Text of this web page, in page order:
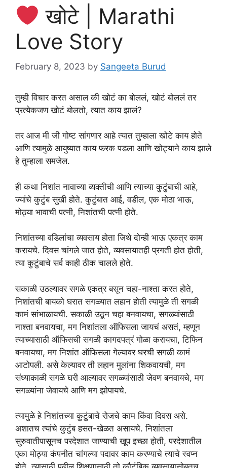
खोटे | Marathi
Love Story
February 8, 2023 by Sangeeta Burud
तुम्ही विचार करत असाल की खोटं का बोललं, खोटं बोललं तर
प्रत्येकजण खोटं बोलतो, त्यात काय झालं?
तर आज मी जी गोष्ट सांगणार आहे त्यात तुम्हाला खोटे काय होते
आणि त्यामुळे आयुष्यात काय फरक पडला आणि खोट्याने काय झाले
हे तुम्हाला समजेल.
ही कथा निशांत नावाच्या व्यक्तीची आणि त्याच्या कुटुंबाची आहे,
ज्यांचे कुटुंब सुखी होते. कुटुंबात आई, वडील, एक मोठा भाऊ,
मोठ्या भावाची पत्नी, निशांतची पत्नी होते.
निशांतच्या वडिलांचा व्यवसाय होता जिथे दोन्ही भाऊ एकत्र काम
करायचे. दिवस चांगले जात होते, व्यवसायातही प्रगती होत होती,
त्या कुटुंबाचे सर्व काही ठीक चालले होते.
सकाळी उठल्यावर सगळे एकत्र बसून चहा-नाश्ता करत होते,
निशांतची बायको घरात सगळ्यात लहान होती त्यामुळे ती सगळी
कामं सांभाळायची. सकाळी उठून चहा बनवायचा, सगळ्यांसाठी
नाश्ता बनवायचा, मग निशांतला ऑफिसला जायचं असतं, म्हणून
त्याच्यासाठी ऑफिसची सगळी कागदपत्रं गोळा करायचा, टिफिन
बनवायचा, मग निशांत ऑफिसला गेल्यावर घरची सगळी कामं
आटोपली. असे केल्यावर ती लहान मुलांना शिकवायची, मग
संध्याकाळी सगळे घरी आल्यावर सगळ्यांसाठी जेवण बनवायचे, मग
सगळ्यांना जेवायचे आणि मग झोपायचे.
त्यामुळे हे निशांतच्या कुटुंबाचे रोजचे काम किंवा दिवस असे.
अशातच त्यांचे कुटुंब हसत-खेळत असायचे. निशांतला
सुरुवातीपासूनच परदेशात जाण्याची खूप इच्छा होती, परदेशातील
एका मोठ्या कंपनीत चांगल्या पदावर काम करण्याचे त्याचे स्वप्न